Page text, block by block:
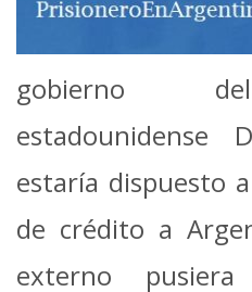
gobierno
estadounidense
estaría dispuesto
de crédito a
externo